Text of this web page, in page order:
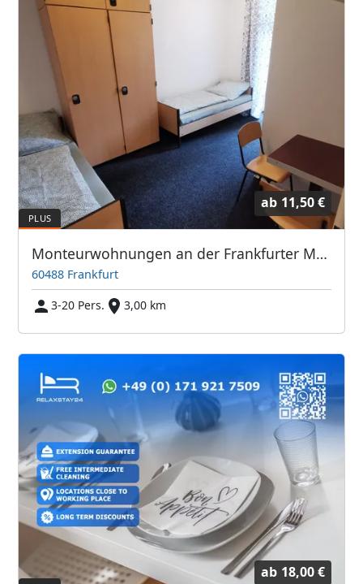
ab 11,50 €
Monteurwohnungen an der Frankfurter Messe / Hauptbahnhof
60488 Frankfurt
3-20 Pers.
3,00 km
ab 18,00 €